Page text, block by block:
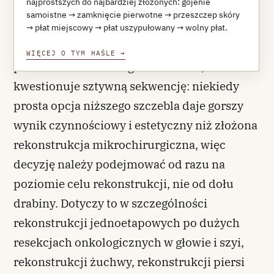
samoistne → zamknięcie pierwotne → przeszczep skóry
→ płat miejscowy → płat uszypułowany → wolny płat.
WIĘCEJ O TYM HAŚLE→
skóry, płat miejscowy, po płat uszypułowany.
Wolny płat stoi na jej szczycie. Koncept
windy rekonstrukcyjnej, zaproponowany
kwestionuje sztywną sekwencję: niekiedy
prosta opcja niższego szczebla daje gorszy
wynik czynnościowy i estetyczny niż złożona
rekonstrukcja mikrochirurgiczna, więc
decyzję należy podejmować od razu na
poziomie celu rekonstrukcji, nie od dołu
drabiny. Dotyczy to w szczególności
rekonstrukcji jednoetapowych po dużych
resekcjach onkologicznych w głowie i szyi,
rekonstrukcji żuchwy, rekonstrukcji piersi